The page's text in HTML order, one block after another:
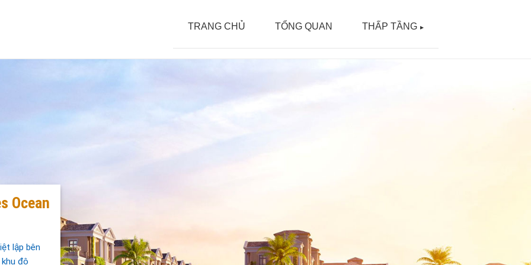
TRANG CHỦ TỔNG QUAN THẤP TẦNG
Ocean
lập bên
đô